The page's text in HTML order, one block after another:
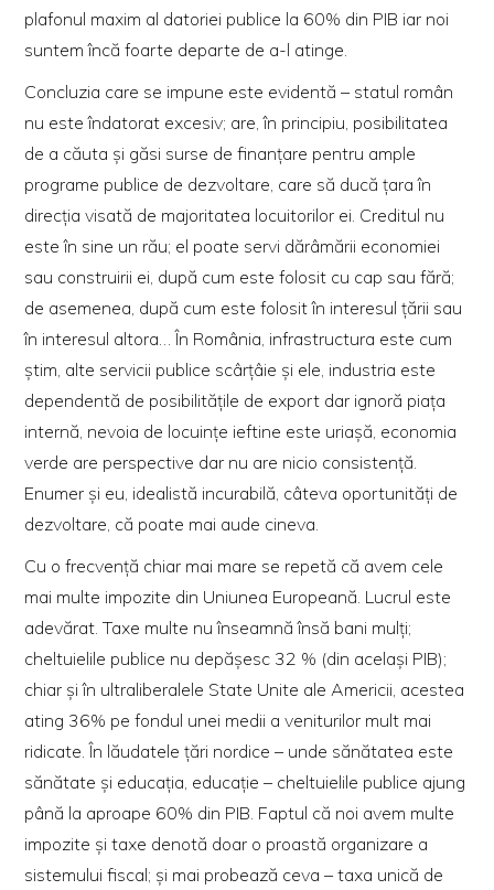
plafonul maxim al datoriei publice la 60% din PIB iar noi
suntem încă foarte departe de a-l atinge.
Concluzia care se impune este evidentă – statul român
nu este îndatorat excesiv; are, în principiu, posibilitatea
de a căuta şi găsi surse de finanţare pentru ample
programe publice de dezvoltare, care să ducă ţara în
direcţia visată de majoritatea locuitorilor ei. Creditul nu
este în sine un rău; el poate servi dărâmării economiei
sau construirii ei, după cum este folosit cu cap sau fără;
de asemenea, după cum este folosit în interesul ţării sau
în interesul altora…În România, infrastructura este cum
ştim, alte servicii publice scârțâie şi ele, industria este
dependentă de posibilităţile de export dar ignoră piaţa
internă, nevoia de locuinţe ieftine este uriaşă, economia
verde are perspective dar nu are nicio consistenţă.
Enumer şi eu, idealistă incurabilă, câteva oportunităţi de
dezvoltare, că poate mai aude cineva.
Cu o frecvenţă chiar mai mare se repetă că avem cele
mai multe impozite din Uniunea Europeană. Lucrul este
adevărat. Taxe multe nu înseamnă însă bani mulţi;
cheltuielile publice nu depăşesc 32 % (din acelaşi PIB);
chiar şi în ultraliberalele State Unite ale Americii, acestea
ating 36% pe fondul unei medii a veniturilor mult mai
ridicate. În lăudatele ţări nordice – unde sănătatea este
sănătate şi educaţia, educaţie – cheltuielile publice ajung
până la aproape 60% din PIB. Faptul că noi avem multe
impozite şi taxe denotă doar o proastă organizare a
sistemului fiscal; şi mai probează ceva –taxa unică de